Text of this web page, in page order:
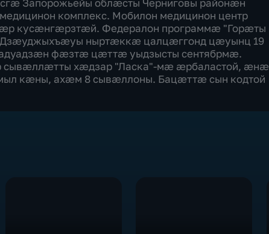
Запорожьейы облæсты Черниговы районæн
комплекс. Мобилон медицинон центр
кусæнгæрзтæй. Федералон программæ "Горæты
ныртæккæ цалцæггонд цæуынц 19
фæзтæ цæттæ уыдзысты сентябрмæ.
сывæллæтты хæдзар "Ласка"-мæ æрбаластой, æнæ
кæны, ахæм 8 сывæллоны. Бацæттæ сын кодтой